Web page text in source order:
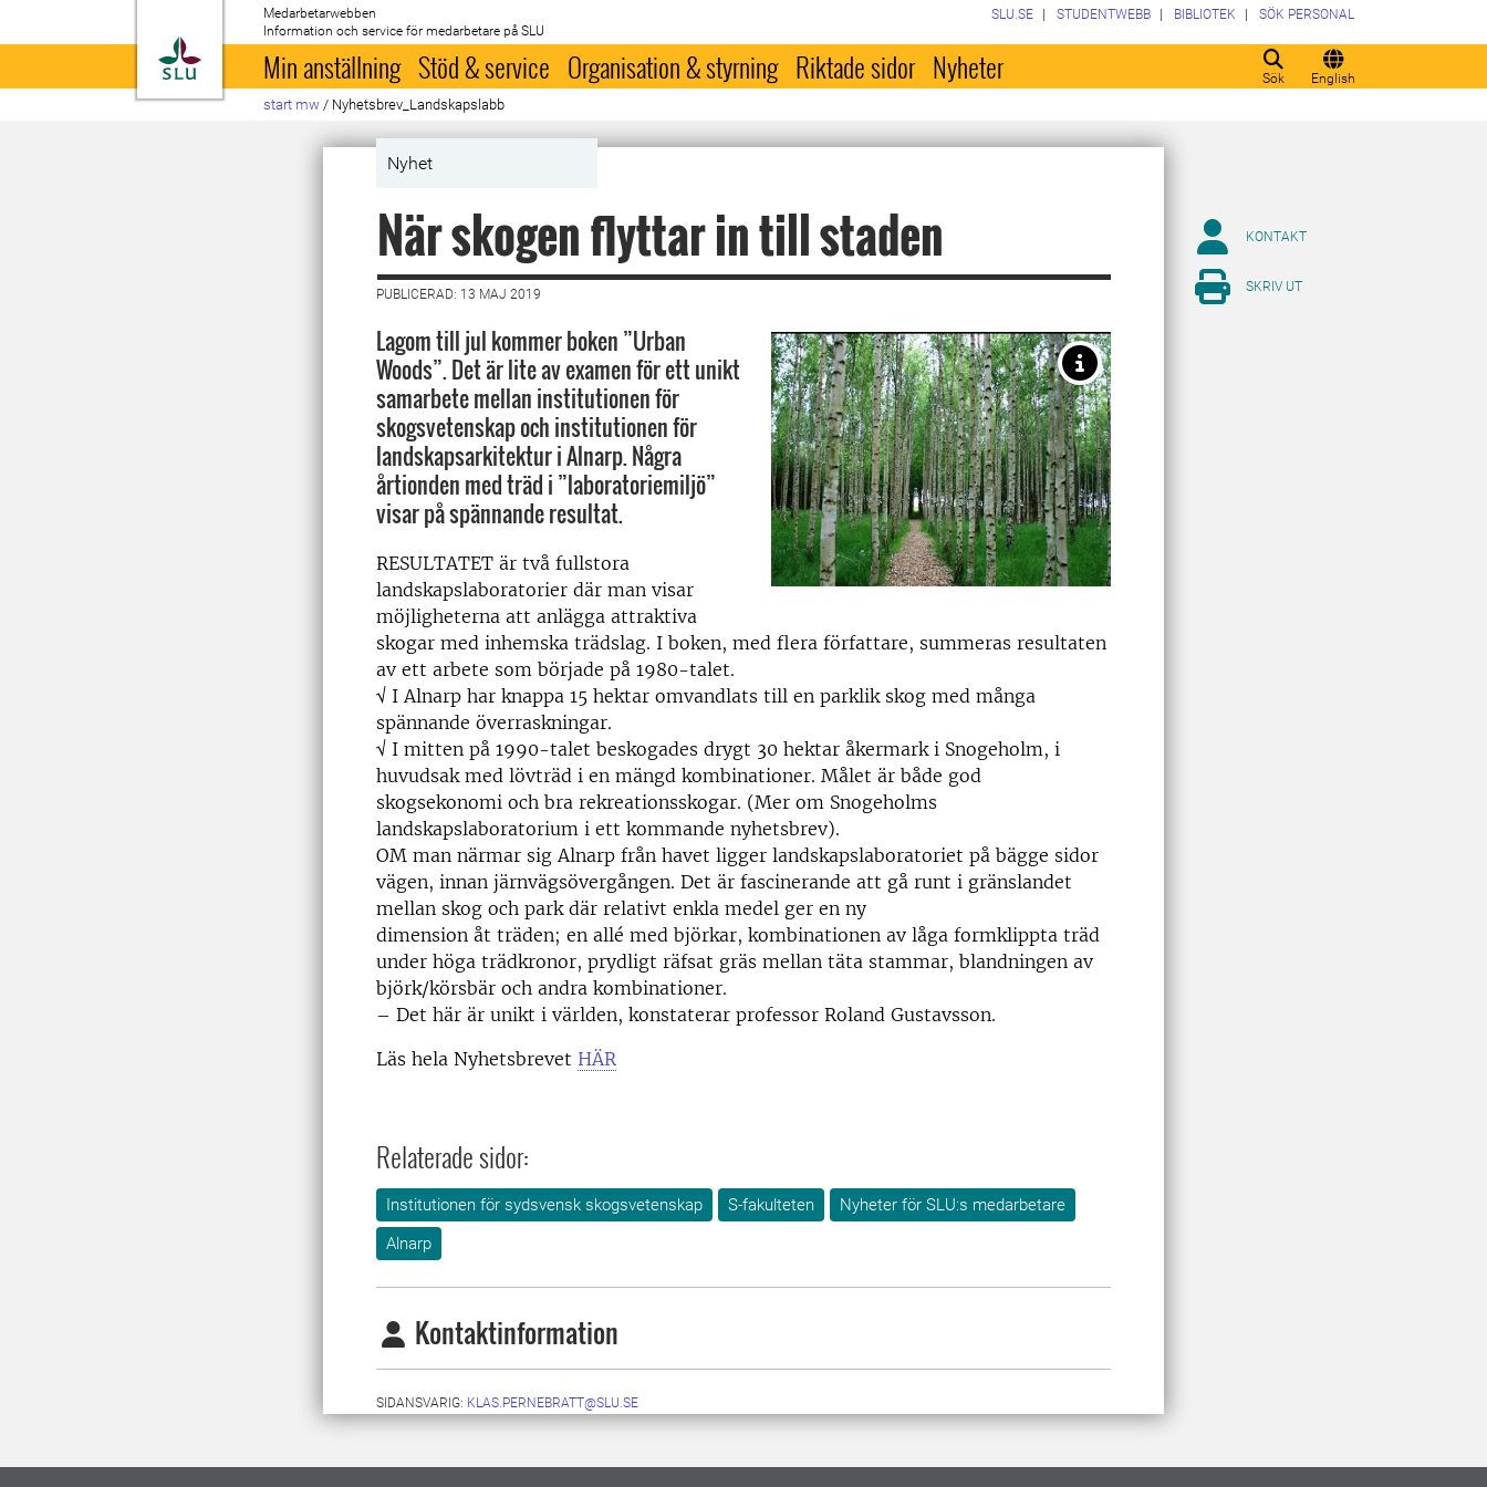
Till startsida
Medarbetarwebben
Information och service för medarbetare på SLU
Sök English
SLU.SE STUDENTWEBB BIBLIOTEK SÖK PERSONAL
Min anställning Stöd & service Organisation & styrning Riktade sidor Nyheter
start mw / Nyhetsbrev_Landskapslabb
Nyhet
När skogen flyttar in till staden
PUBLICERAD: 13 MAJ 2019
Lagom till jul kommer boken ”Urban
Woods”. Det är lite av examen för ett unikt
samarbete mellan institutionen för
skogsvetenskap och institutionen för
landskapsarkitektur i Alnarp. Några
årtionden med träd i ”laboratoriemiljö”
visar på spännande resultat.
RESULTATET är två fullstora
landskapslaboratorier där man visar
möjligheterna att anlägga attraktiva
skogar med inhemska trädslag. I boken, med flera författare, summeras resultaten
av ett arbete som började på 1980-talet.
√ I Alnarp har knappa 15 hektar omvandlats till en parklik skog med många
spännande överraskningar.
√ I mitten på 1990-talet beskogades drygt 30 hektar åkermark i Snogeholm, i
huvudsak med lövträd i en mängd kombinationer. Målet är både god
skogsekonomi och bra rekreationsskogar. (Mer om Snogeholms
landskapslaboratorium i ett kommande nyhetsbrev).
OM man närmar sig Alnarp från havet ligger landskapslaboratoriet på bägge sidor
vägen, innan järnvägsövergången. Det är fascinerande att gå runt i gränslandet
mellan skog och park där relativt enkla medel ger en ny
dimension åt träden; en allé med björkar, kombinationen av låga formklippta träd
under höga trädkronor, prydligt räfsat gräs mellan täta stammar, blandningen av
björk/körsbär och andra kombinationer.
– Det här är unikt i världen, konstaterar professor Roland Gustavsson.
Läs hela Nyhetsbrevet HÄR
Relaterade sidor:
Institutionen för sydsvensk skogsvetenskap S-fakulteten
Nyheter för SLU:s medarbetare
Alnarp
Kontaktinformation
SIDANSVARIG: KLAS.PERNEBRATT@SLU.SE
KONTAKT
SKRIV UT